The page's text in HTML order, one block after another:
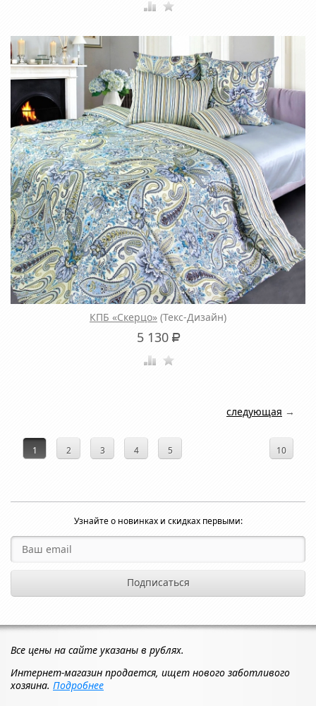
КПБ «Скерцо» (Текс-Дизайн)
5 130 Р
1 2 3 4 5 10
следующая →
Узнайте о новинках и скидках первыми:
Все цены на сайте указаны в рублях.
Интернет-магазин продается, ищет нового заботливого
хозяина. Подробнее